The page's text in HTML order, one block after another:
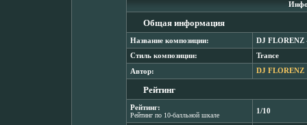
Общая информация
Название композиции: DJ FLORENZ
Стиль композиции: Trance
Автор: DJ FLORENZ
Рейтинг
Рейтинг:
Рейтинг по 10-балльной шкале
1/10